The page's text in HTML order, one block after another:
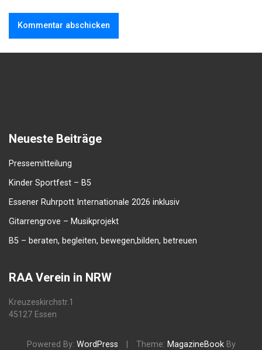
Neueste Beiträge
Pressemitteilung
Kinder Sportfest – B5
Essener Ruhrpott Internationale 2026 inklusiv
Gitarrengrove – Musikprojekt
B5 – beraten, begleiten, bewegen,bilden, betreuen
RAA Verein in NRW
Kreuzeskirchstr.1
45127 Essen
Powered By: WordPress Theme: MagazineBookBy